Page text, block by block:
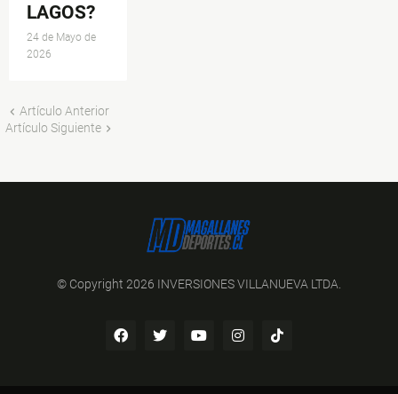
LAGOS?
24 de Mayo de
2026
Artículo Anterior
Artículo Siguiente
© Copyright 2026 INVERSIONES VILLANUEVA LTDA.